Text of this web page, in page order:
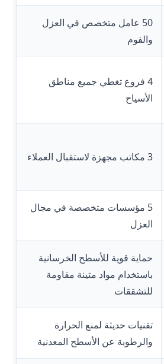
50 عامل متخصص في العزل
والفوم
4 فروع تغطي جميع مناطق
الأسياح
3 مكاتب مجهزة لاستقبال العملاء
5 مؤسسات متخصصة في مجال
العزل
حماية قوية للأسطح الخرسانية
باستخدام مواد متينة مقاومة
للتشققات
تقنيات حديثة لمنع الحرارة
والرطوبة عن الأسطح المعدنية